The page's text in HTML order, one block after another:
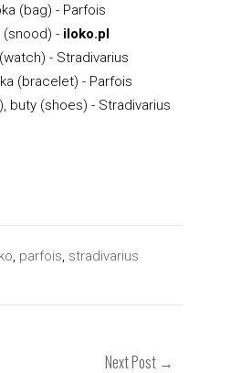
(bag) - Parfois
(snood) - iloko.pl
- Stradivarius
(bracelet) - Parfois
buty (shoes) - Stradivarius
, parfois, stradivarius
Next Post →